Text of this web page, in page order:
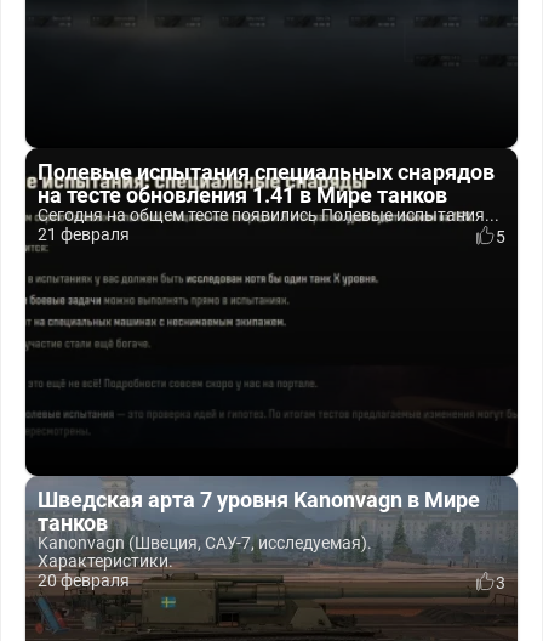
Полевые испытания специальных снарядов
на тесте обновления 1.41 в Мире танков
Сегодня на общем тесте появились Полевые испытания...
21 февраля
5
Шведская арта 7 уровня Kanonvagn в Мире
танков
Kanonvagn (Швеция, САУ-7, исследуемая).
Характеристики.
20 февраля
3